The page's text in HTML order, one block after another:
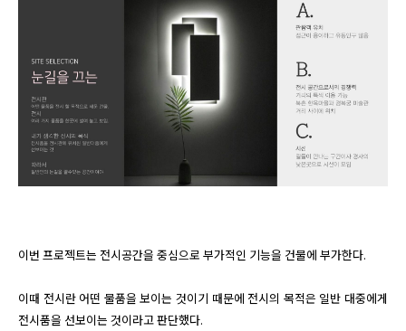
이번 프로젝트는 전시공간을 중심으로 부가적인 기능을 건물에 부가한다.
이때 전시란 어떤 물품을 보이는 것이기 때문에 전시의 목적은 일반 대중에게
전시품을 선보이는 것이라고 판단했다.